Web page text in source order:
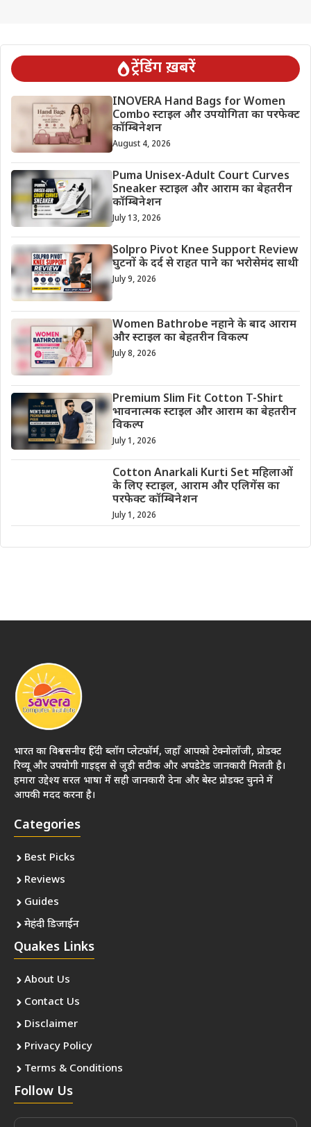
ट्रेंडिंग ख़बरें
INOVERA Hand Bags for Women
Combo स्टाइल और उपयोगिता का परफेक्ट
कॉम्बिनेशन
August 4, 2026
Puma Unisex-Adult Court Curves
Sneaker स्टाइल और आराम का बेहतरीन
कॉम्बिनेशन
July 13, 2026
Solpro Pivot Knee Support Review
घुटनों के दर्द से राहत पाने का भरोसेमंद साथी
July 9, 2026
Women Bathrobe नहाने के बाद आराम
और स्टाइल का बेहतरीन विकल्प
July 8, 2026
Premium Slim Fit Cotton T-Shirt
भावनात्मक स्टाइल और आराम का बेहतरीन
विकल्प
July 1, 2026
Cotton Anarkali Kurti Set महिलाओं
के लिए स्टाइल, आराम और एलिगेंस का
परफेक्ट कॉम्बिनेशन
July 1, 2026
भारत का विश्वसनीय हिंदी ब्लॉग प्लेटफॉर्म, जहाँ आपको टेक्नोलॉजी, प्रोडक्ट
रिव्यू और उपयोगी गाइड्स से जुड़ी सटीक और अपडेटेड जानकारी मिलती है।
हमारा उद्देश्य सरल भाषा में सही जानकारी देना और बेस्ट प्रोडक्ट चुनने में
आपकी मदद करना है।
Categories
Best Picks
Reviews
Guides
मेहंदी डिजाईन
Quakes Links
About Us
Contact Us
Disclaimer
Privacy Policy
Terms & Conditions
Follow Us